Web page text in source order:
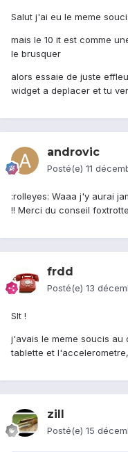
Salut j'ai eu le meme
mais le 10 it est comme
le brusquer
alors essaie de juste
widget a deplacer et tu
androvic
Posté(e) 11
:rolleyes: Waaa j'y aurai
!! Merci du conseil
frdd
Posté(e) 13
Slt !
j'avais le meme soucis
tablette et
zill
Posté(e) 15